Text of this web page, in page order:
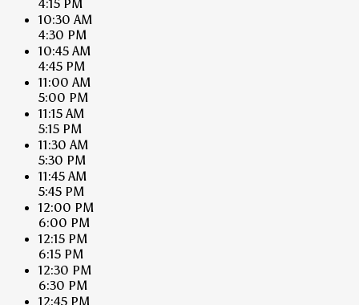
4:15 PM
10:30 AM
4:30 PM
10:45 AM
4:45 PM
11:00 AM
5:00 PM
11:15 AM
5:15 PM
11:30 AM
5:30 PM
11:45 AM
5:45 PM
12:00 PM
6:00 PM
12:15 PM
6:15 PM
12:30 PM
6:30 PM
12:45 PM